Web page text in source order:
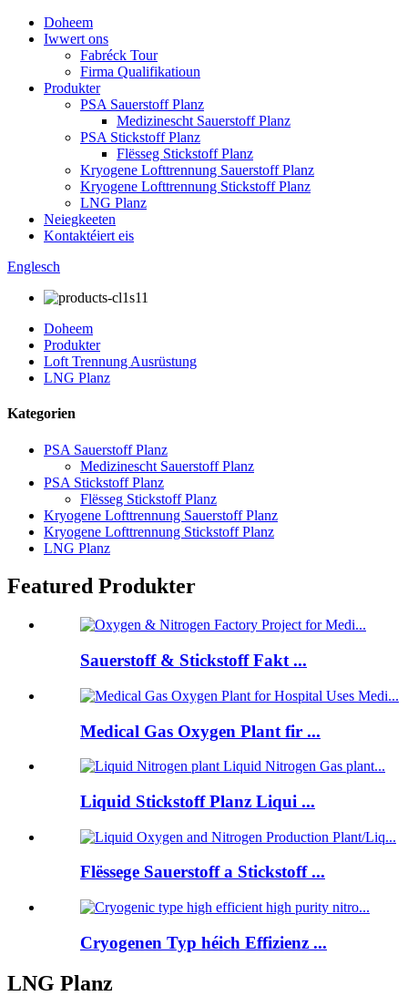
Doheem
Iwwert ons
Fabréck Tour
Firma Qualifikatioun
Produkter
PSA Sauerstoff Planz
Medizinescht Sauerstoff Planz
PSA Stickstoff Planz
Flësseg Stickstoff Planz
Kryogene Lofttrennung Sauerstoff Planz
Kryogene Lofttrennung Stickstoff Planz
LNG Planz
Neiegkeeten
Kontaktéiert eis
Englesch
Doheem
Produkter
Loft Trennung Ausrüstung
LNG Planz
Kategorien
PSA Sauerstoff Planz
Medizinescht Sauerstoff Planz
PSA Stickstoff Planz
Flësseg Stickstoff Planz
Kryogene Lofttrennung Sauerstoff Planz
Kryogene Lofttrennung Stickstoff Planz
LNG Planz
Featured Produkter
Sauerstoff & Stickstoff Fakt ...
Medical Gas Oxygen Plant fir ...
Liquid Stickstoff Planz Liqui ...
Flëssege Sauerstoff a Stickstoff ...
Cryogenen Typ héich Effizienz ...
LNG Planz